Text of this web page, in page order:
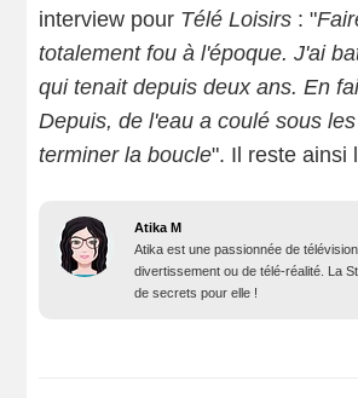
interview pour Télé Loisirs : "
totalement fou à l'époque. J'ai
qui tenait depuis deux ans. En
Depuis, de l'eau a coulé sous
terminer la boucle". Il reste ainsi
Atika M
Atika est une passionnée de
divertissement ou de télé-réalité. La
de secrets pour elle !